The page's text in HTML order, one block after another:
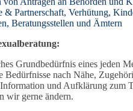
Partnerschaft, Verhütung,
Beratungsstellen und Ämtern
Grundbedürfnis eines jeden
nach Nähe,
und Aufklärung
wir gerne ändern.